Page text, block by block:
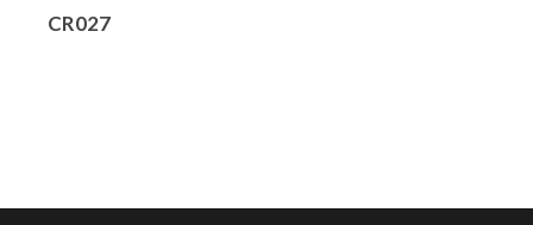
CR027